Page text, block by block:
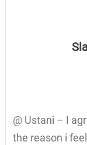
@ Ustani – I
the reason i